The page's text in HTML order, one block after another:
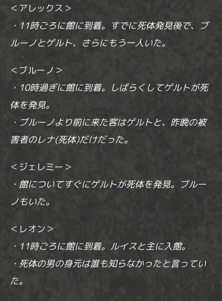
＜アレックス＞
・11時ごろに館に到着。すでに死体発見後で、ブ
ルーノとゲルト、さらにもう一人いた。
＜ブルーノ＞
・10時過ぎに館に到着。しばらくしてゲルトが死
体を発見。
・ブルーノより前に来た客はゲルトと、昨晩の被
害者のレナ(死体)だけだった。
＜ジェレミー＞
・館についてすぐにゲルトが死体を発見。ブルー
ノもいた。
＜レオン＞
・11時ごろに館に到着。ルイスと主に入館。
・死体の男の身元は誰も知らなかったと言ってい
た。